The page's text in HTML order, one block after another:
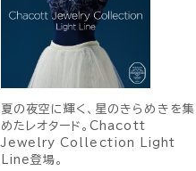
夏の夜空に輝く、星のきらめきを集
めたレオタード。Chacott
Jewelry Collection Light
Line登場。